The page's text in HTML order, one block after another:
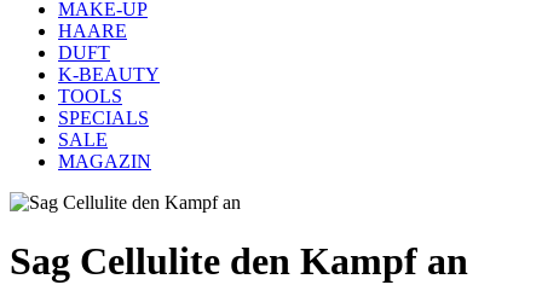
MAKE-UP
HAARE
DUFT
K-BEAUTY
TOOLS
SPECIALS
SALE
MAGAZIN
Sag Cellulite den Kampf an